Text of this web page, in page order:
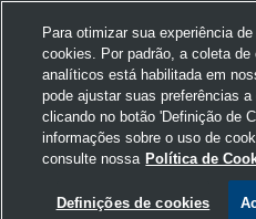
Home Volkswagen Vestuário
FILTRAR
Para otimizar sua experiência
cookies. Por padrão, a coleta
analíticos está habilitada em
pode ajustar suas preferências
clicando no botão 'Definição de
informações sobre o uso de
consulte nossa Política de
Definições de cookies